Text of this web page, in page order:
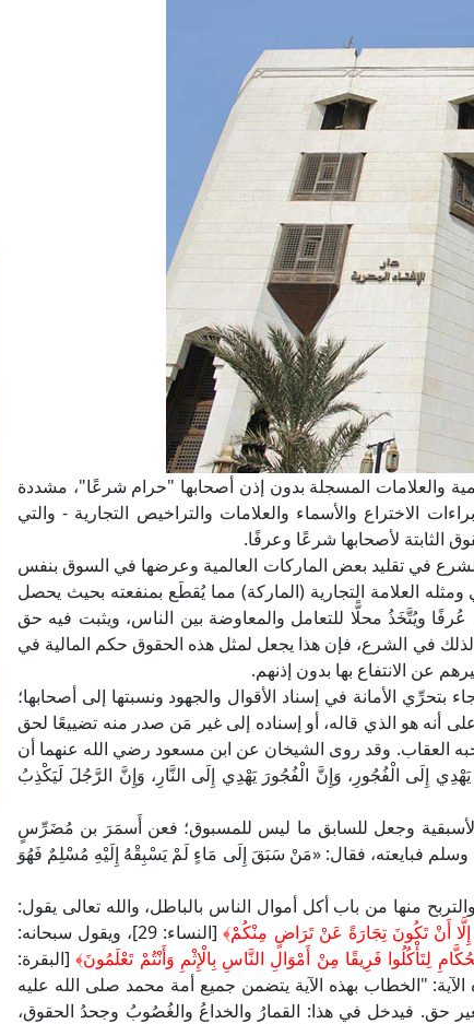
والعلامات المسجلة بدون إذن أصحابها "حرام شرعًا"، مشددة
الاختراع والأسماء والعلامات والتراخيص التجارية - والتي
الثابتة لأصحابها شرعًا وعرفًا.
في تقليد بعض الماركات العالمية وعرضها في السوق بنفس
ومثله العلامة التجارية (الماركة) مما يُقطَع بمنفعته بحيث يحصل
ويُتَّخَذُ محلًّا للتعامل والمعاوضة بين الناس، ويثبت فيه حق
في الشرع، فإن هذا يجعل لمثل هذه الحقوق حكم المالية في
عن الانتفاع بها بدون إذنهم.
الأمانة في إسناد الأقوال والجهود ونسبتها إلى أصحابها؛
أنه هو الذي قاله، أو إسناده إلى غير مَن صدر منه تضييعًا لحق
العقاب. وقد روى الشيخان عن ابن مسعود رضي الله عنهما أن
إِلَى الْفُجُورِ، وَإِنَّ الْفُجُورَ يَهْدِي إِلَى النَّارِ، وَإِنَّ الرَّجُلَ لَيَكْذِبُ
وجعل للسابق ما ليس للمسبوق؛ فعن أَسمَرَ بن مُضَرِّسٍ
وسلم فبايعته، فقال: «مَنْ سَبَقَ إِلَى مَاءٍ لَمْ يَسْبِقْهُ إِلَيْهِ مُسْلِمٌ فَهُوَ
منها من باب أكل أموال الناس بالباطل، والله تعالى يقول:
إِلَّا أَنْ تَكُونَ تِجَارَةً عَنْ تَرَاضٍ مِنْكُمْ﴾[النساء: 29]، ويقول سبحانه:
لِتَأْكُلُوا فَرِيقًا مِنْ أَمْوَالِ النَّاسِ بِالْإِثْمِ وَأَنْتُمْ تَعْلَمُونَ﴾ [البقرة:
الآية: "الخطاب بهذه الآية يتضمن جميع أمة محمد صلى الله عليه
حق. فيدخل في هذا: القمارُ والخداعُ والغُصُوبُ وجحدُ الحقوق،